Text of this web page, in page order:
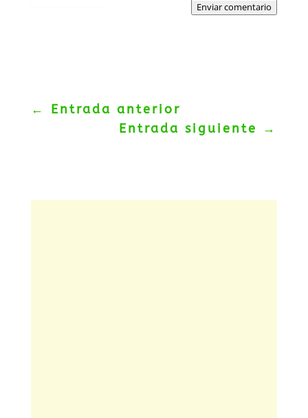
Enviar comentario
← Entrada anterior
Entrada siguiente
→